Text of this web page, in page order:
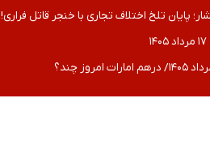
پایان تلخ اختلاف تجاری با خنجر قاتل فراری!